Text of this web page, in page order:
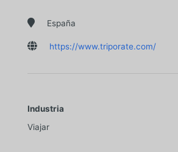
 España
 https://www.triporate.com/
Industria
Viajar